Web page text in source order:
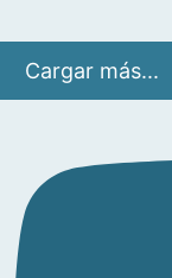
Cargar más...